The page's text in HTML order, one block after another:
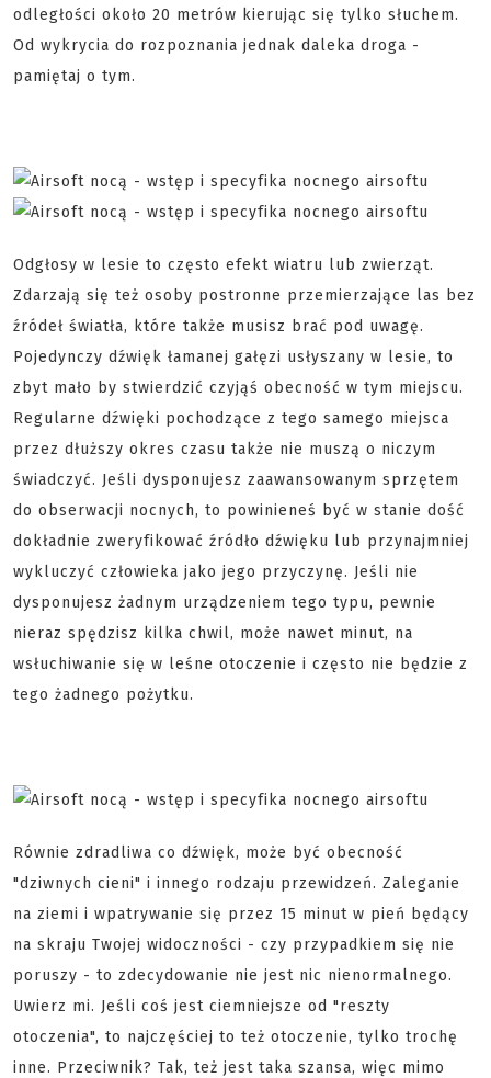
odległości około 20 metrów kierując się tylko słuchem.
Od wykrycia do rozpoznania jednak daleka droga -
pamiętaj o tym.
Odgłosy w lesie to często efekt wiatru lub zwierząt.
Zdarzają się też osoby postronne przemierzające las bez
źródeł światła, które także musisz brać pod uwagę.
Pojedynczy dźwięk łamanej gałęzi usłyszany w lesie, to
zbyt mało by stwierdzić czyjąś obecność w tym miejscu.
Regularne dźwięki pochodzące z tego samego miejsca
przez dłuższy okres czasu także nie muszą o niczym
świadczyć. Jeśli dysponujesz zaawansowanym sprzętem
do obserwacji nocnych, to powinieneś być w stanie dość
dokładnie zweryfikować źródło dźwięku lub przynajmniej
wykluczyć człowieka jako jego przyczynę. Jeśli nie
dysponujesz żadnym urządzeniem tego typu, pewnie
nieraz spędzisz kilka chwil, może nawet minut, na
wsłuchiwanie się w leśne otoczenie i często nie będzie z
tego żadnego pożytku.
Równie zdradliwa co dźwięk, może być obecność
"dziwnych cieni" i innego rodzaju przewidzeń. Zaleganie
na ziemi i wpatrywanie się przez 15 minut w pień będący
na skraju Twojej widoczności - czy przypadkiem się nie
poruszy - to zdecydowanie nie jest nic nienormalnego.
Uwierz mi. Jeśli coś jest ciemniejsze od "reszty
otoczenia", to najczęściej to też otoczenie, tylko trochę
inne. Przeciwnik? Tak, też jest taka szansa, więc mimo